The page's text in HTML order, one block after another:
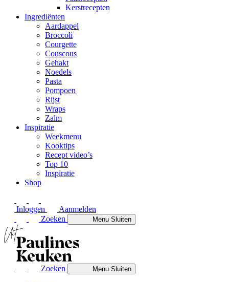
Kerstrecepten
Ingrediënten
Aardappel
Broccoli
Courgette
Couscous
Gehakt
Noedels
Pasta
Pompoen
Rijst
Wraps
Zalm
Inspiratie
Weekmenu
Kooktips
Recept video’s
Top 10
Inspiratie
Shop
Inloggen
Aanmelden
Zoeken
MenuSluiten
Zoeken MenuSluiten